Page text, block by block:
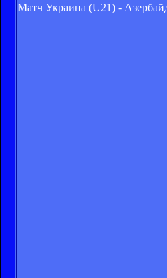
Матч Украина (U21) -